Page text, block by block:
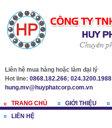
Liên hệ mua hàng hoặc làm đại lý
Hot line: 0868.182.266; 024.3200.1988
hung.mv@huyphatcorp.com.vn
TRANG CHỦ GIỚI THIỆU
LIÊN HỆ